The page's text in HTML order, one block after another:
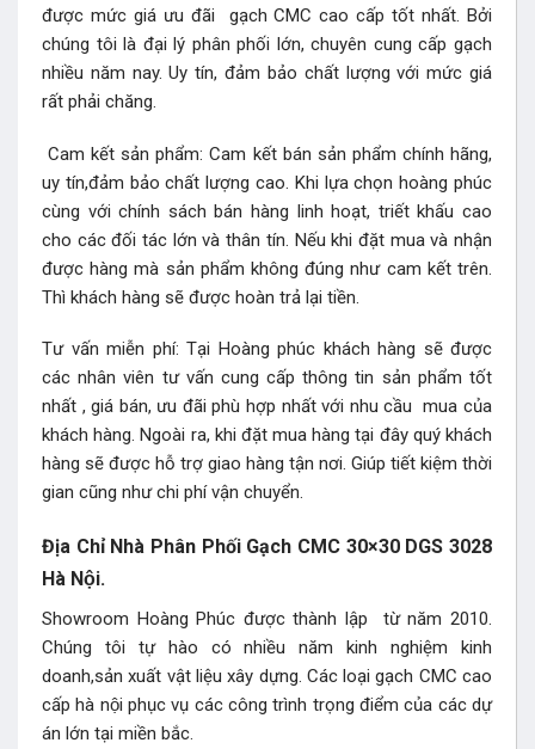
được mức giá ưu đãi gạch CMC cao cấp tốt nhất. Bởi
chúng tôi là đại lý phân phối lớn, chuyên cung cấp gạch
nhiều năm nay. Uy tín, đảm bảo chất lượng với mức giá
rất phải chăng.
Cam kết sản phẩm: Cam kết bán sản phẩm chính hãng,
uy tín,đảm bảo chất lượng cao. Khi lựa chọn hoàng phúc
cùng với chính sách bán hàng linh hoạt, triết khấu cao
cho các đối tác lớn và thân tín. Nếu khi đặt mua và nhận
được hàng mà sản phẩm không đúng như cam kết trên.
Thì khách hàng sẽ được hoàn trả lại tiền.
Tư vấn miễn phí: Tại Hoàng phúc khách hàng sẽ được
các nhân viên tư vấn cung cấp thông tin sản phẩm tốt
nhất , giá bán, ưu đãi phù hợp nhất với nhu cầu mua của
khách hàng. Ngoài ra, khi đặt mua hàng tại đây quý khách
hàng sẽ được hỗ trợ giao hàng tận nơi. Giúp tiết kiệm thời
gian cũng như chi phí vận chuyển.
Địa Chỉ Nhà Phân Phối Gạch CMC 30×30 DGS 3028
Hà Nội.
Showroom Hoàng Phúc được thành lập từ năm 2010.
Chúng tôi tự hào có nhiều năm kinh nghiệm kinh
doanh,sản xuất vật liệu xây dựng. Các loại gạch CMC cao
cấp hà nội phục vụ các công trình trọng điểm của các dự
án lớn tại miền bắc.